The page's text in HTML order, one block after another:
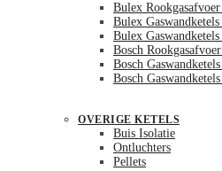
Bulex
Bulex
Bulex
Bosch
Bosch
Bosch
OVERIGE KETELS
Buis Isolatie
Ontluchters
Pellets